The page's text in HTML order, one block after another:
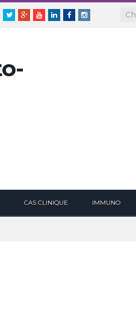
TwitterGoogle+YoutubeLinkedinFacebookInstagram
CAS CLINIQUE IMMUNO